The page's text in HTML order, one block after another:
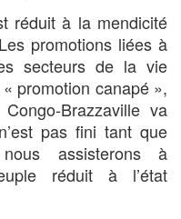
réduit à la mendicité
promotions liées à
secteurs de la vie
promotion canapé »,
Brazzaville va
pas fini tant que
assisterons à
réduit à l’état